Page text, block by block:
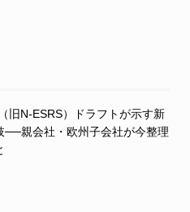
旧N-ESRS）ドラフトが示す新
──親会社・欧州子会社が今整理